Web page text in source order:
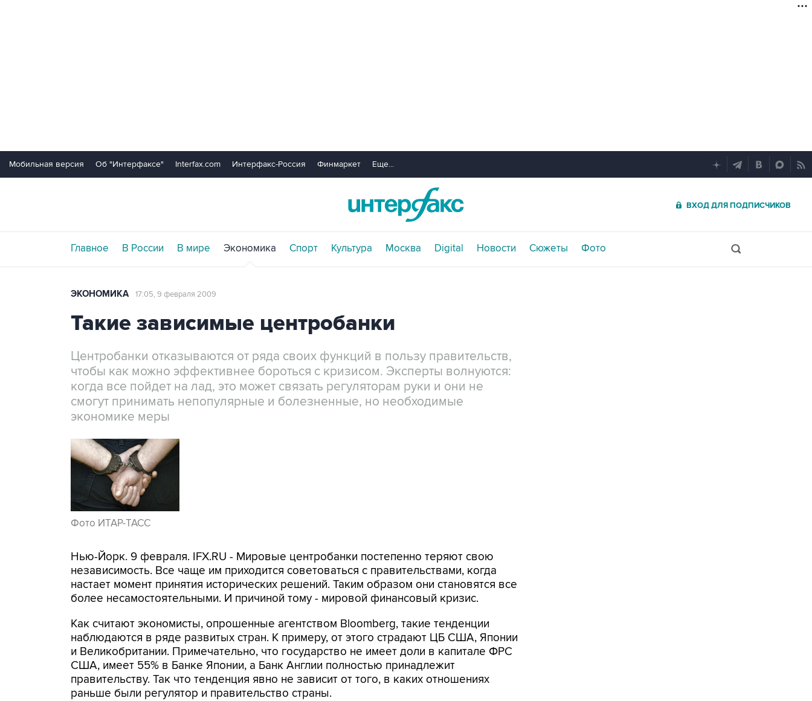
Мобильная версия Об "Интерфаксе" Interfax.com Интерфакс-Россия Финмаркет Еще...
ВХОД ДЛЯ ПОДПИСЧИКОВ
Главное В России В мире Экономика Спорт Культура Москва Digital Новости Сюжеты Фото
ЭКОНОМИКА 17:05, 9 февраля 2009
Такие зависимые центробанки
Центробанки отказываются от ряда своих функций в пользу правительств,
чтобы как можно эффективнее бороться с кризисом. Эксперты волнуются:
когда все пойдет на лад, это может связать регуляторам руки и они не
смогут принимать непопулярные и болезненные, но необходимые
экономике меры
Фото ИТАР-ТАСС
Нью-Йорк. 9 февраля. IFX.RU - Мировые центробанки постепенно теряют свою
независимость. Все чаще им приходится советоваться с правительствами, когда
настает момент принятия исторических решений. Таким образом они становятся все
более несамостоятельными. И причиной тому - мировой финансовый кризис.
Как считают экономисты, опрошенные агентством Bloomberg, такие тенденции
наблюдаются в ряде развитых стран. К примеру, от этого страдают ЦБ США, Японии
и Великобритании. Примечательно, что государство не имеет доли в капитале ФРС
США, имеет 55% в Банке Японии, а Банк Англии полностью принадлежит
правительству. Так что тенденция явно не зависит от того, в каких отношениях
раньше были регулятор и правительство страны.